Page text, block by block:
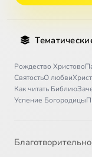
Рождество Христово
СвятостьО любви
Как читать Библию
Успение Богородицы